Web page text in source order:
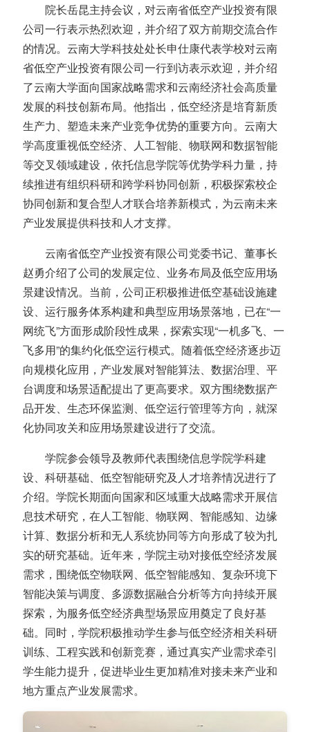
院长岳昆主持会议，对云南省低空产业投资有限
公司一行表示热烈欢迎，并介绍了双方前期交流合作
的情况。云南大学科技处处长申仕康代表学校对云南
省低空产业投资有限公司一行到访表示欢迎，并介绍
了云南大学面向国家战略需求和云南经济社会高质量
发展的科技创新布局。他指出，低空经济是培育新质
生产力、塑造未来产业竞争优势的重要方向。云南大
学高度重视低空经济、人工智能、物联网和数据智能
等交叉领域建设，依托信息学院等优势学科力量，持
续推进有组织科研和跨学科协同创新，积极探索校企
协同创新和复合型人才联合培养新模式，为云南未来
产业发展提供科技和人才支撑。
云南省低空产业投资有限公司党委书记、董事长
赵勇介绍了公司的发展定位、业务布局及低空应用场
景建设情况。当前，公司正积极推进低空基础设施建
设、运行服务体系构建和典型应用场景落地，已在“一
网统飞”方面形成阶段性成果，探索实现“一机多飞、一
飞多用”的集约化低空运行模式。随着低空经济逐步迈
向规模化应用，产业发展对智能算法、数据治理、平
台调度和场景适配提出了更高要求。双方围绕数据产
品开发、生态环保监测、低空运行管理等方向，就深
化协同攻关和应用场景建设进行了交流。
学院参会领导及教师代表围绕信息学院学科建
设、科研基础、低空智能研究及人才培养情况进行了
介绍。学院长期面向国家和区域重大战略需求开展信
息技术研究，在人工智能、物联网、智能感知、边缘
计算、数据分析和无人系统协同等方向形成了较为扎
实的研究基础。近年来，学院主动对接低空经济发展
需求，围绕低空物联网、低空智能感知、复杂环境下
智能决策与调度、多源数据融合分析等方向持续开展
探索，为服务低空经济典型场景应用奠定了良好基
础。同时，学院积极推动学生参与低空经济相关科研
训练、工程实践和创新竞赛，通过真实产业需求牵引
学生能力提升，促进毕业生更加精准对接未来产业和
地方重点产业发展需求。